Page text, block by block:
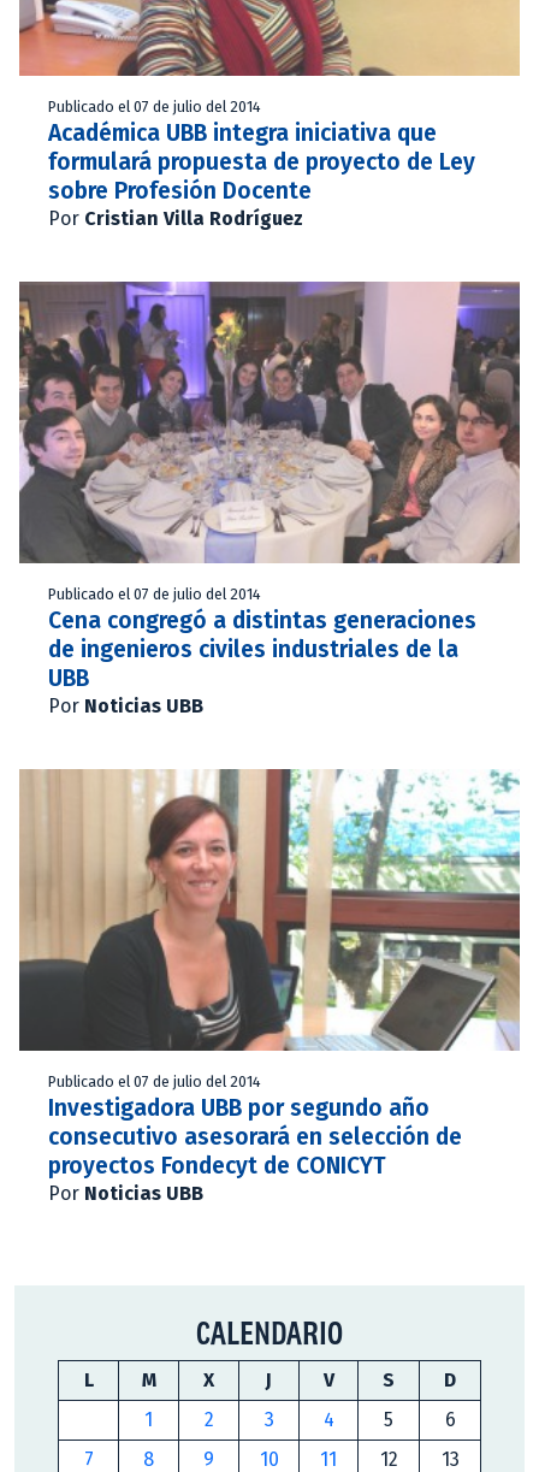
Publicado el 07 de julio del 2014
Académica UBB integra iniciativa que
formulará propuesta de proyecto de Ley
sobre Profesión Docente
Por Cristian Villa Rodríguez
Publicado el 07 de julio del 2014
Cena congregó a distintas generaciones
de ingenieros civiles industriales de la
UBB
Por Noticias UBB
Publicado el 07 de julio del 2014
Investigadora UBB por segundo año
consecutivo asesorará en selección de
proyectos Fondecyt de CONICYT
Por Noticias UBB
CALENDARIO
L M X J V S
D
1
2 3 4 5
6
7
8 9 10 11 12
13